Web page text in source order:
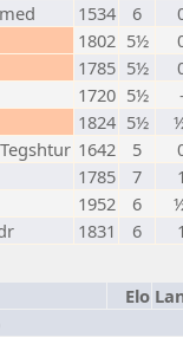
1534 6
1802 5½
1785 5½
1720 5½
1824 5½
1642 5
1785 7
1952 6
1831 6
Elo